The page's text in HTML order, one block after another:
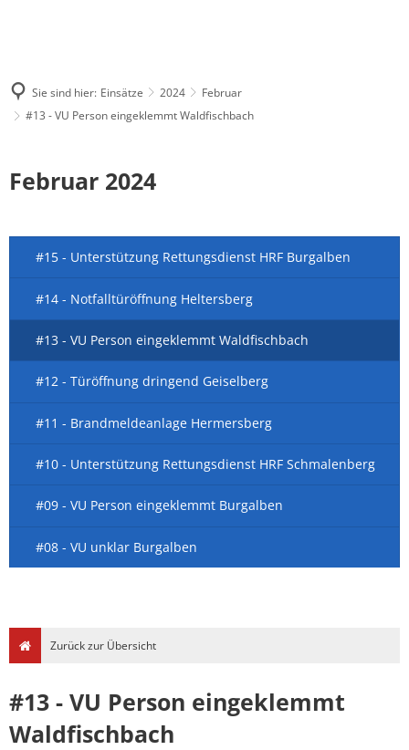
Sie sind hier: Einsätze 2024
Februar
#13 - VU Person eingeklemmt Waldfischbach
Februar 2024
#15 - Unterstützung Rettungsdienst HRF Burgalben
#14 - Notfalltüröffnung Heltersberg
#13 - VU Person eingeklemmt Waldfischbach
#12 - Türöffnung dringend Geiselberg
#11 - Brandmeldeanlage Hermersberg
#10 - Unterstützung Rettungsdienst HRF Schmalenberg
#09 - VU Person eingeklemmt Burgalben
#08 - VU unklar Burgalben
Zurück zur Übersicht
#13 - VU Person eingeklemmt
Waldfischbach